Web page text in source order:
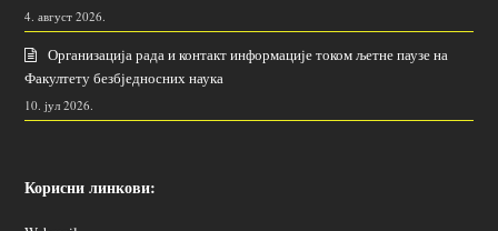
4. август 2026.
Организација рада и контакт информације током љетне паузе на
Факултету безбједносних наука
10. јул 2026.
Корисни линкови: